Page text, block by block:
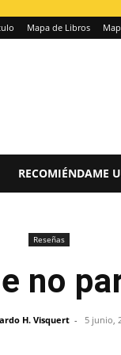
Mapa de Libros
RECOMIÉNDAME
Reseñas
no
H. Visquert - 5 junio,